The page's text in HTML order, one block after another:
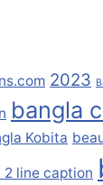
2023
bangla
Kobita
2 line caption